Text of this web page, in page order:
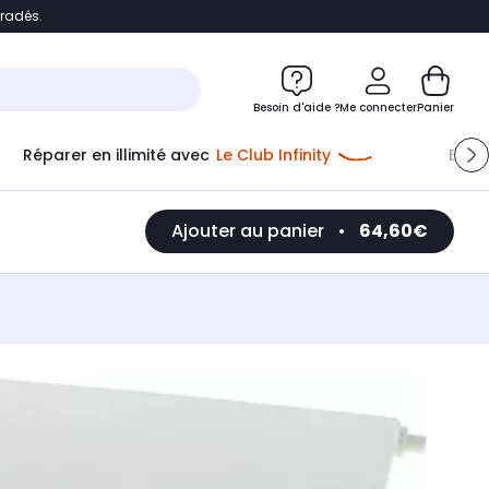
Accéder directement au chatbot
Besoin d'aide ?Me connecterPanier
Réparer en illimité avec Le Club Infinity
Ajouter au panier • 64,60€